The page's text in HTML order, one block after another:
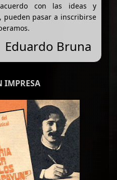
con las ideas y
pueden pasar a inscribirse
Eduardo Bruna
IMPRESA